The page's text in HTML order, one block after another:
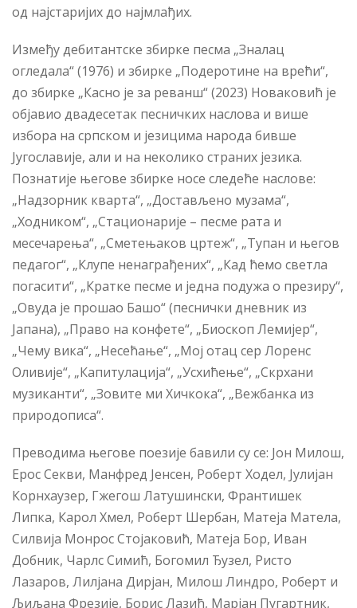
од најстаријих до најмлађих.
Између дебитантске збирке песма „Зналац
огледала“ (1976) и збирке „Подеротине на врећи“,
до збирке „Касно је за реванш“ (2023) Новаковић је
објавио двадесетак песничких наслова и више
избора на српском и језицима народа бивше
Југославије, али и на неколико страних језика.
Познатије његове збирке носе следеће наслове:
„Надзорник кварта“, „Достављено музама“,
„Ходником“, „Стационарије – песме рата и
месечарења“, „Сметењаков цртеж“, „Тупан и његов
педагог“, „Клупе ненаграђених“, „Кад ћемо светла
погасити“, „Кратке песме и једна подужа о презиру“,
„Овуда је прошао Башо“ (песнички дневник из
Јапана), „Право на конфете“, „Биоскоп Лемијер“,
„Чему вика“, „Несећање“, „Мој отац сер Лоренс
Оливије“, „Капитулација“, „Усхићење“, „Скрхани
музиканти“, „Зовите ми Хичкока“, „Вежбанка из
природописа“.
Преводима његове поезије бавили су се: Јон Милош,
Ерос Секви, Манфред Јенсен, Роберт Ходел, Јулијан
Корнхаузер, Гжегош Латушински, Франтишек
Липка, Карол Хмел, Роберт Шербан, Матеја Матела,
Силвија Монрос Стојаковић, Матеја Бор, Иван
Добник, Чарлс Симић, Богомил Ђузел, Ристо
Лазаров, Лилјана Дирјан, Милош Линдро, Роберт и
Љиљана Фрезије, Борис Лазић, Марјан Пугартник,